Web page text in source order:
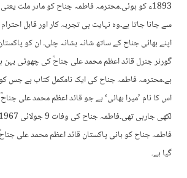
1893ء کو ہوئی۔
محترمہ فاطمہ جناح کو مادر ملت
سے جانا جاتا ہے۔وہ نہایت ہی تجربہ کار اور قابل
اپنے بھائی جناح کے ساتھ شانہ بشانہ چلی۔ ان کو
گورنر جنرل قائد اعظم محمد علی جناحؒ کی چھوٹی بہن
ہے۔محترمہ فاطمہ جناح کی ایک نامکمل کتاب ہے جس
اس کا نام ’میرا بھائی‘ ہے جو قائد اعظم محمد علی
لکھی جارہی تھی۔فاطمہ جناح کی وفات 9 جولائی 1967ء کو کراچی میں ہوئی۔
فاطمہ جناح کو بانی پاکستان قائد اعظم محمد علی
گیا ہے۔